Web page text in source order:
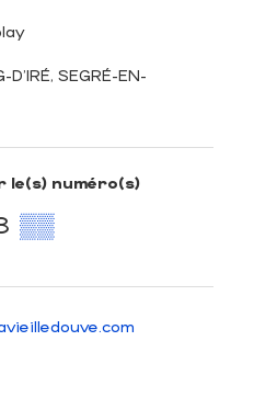
D'IRÉ, SEGRÉ-EN-
le(s) numéro(s)
▒▒